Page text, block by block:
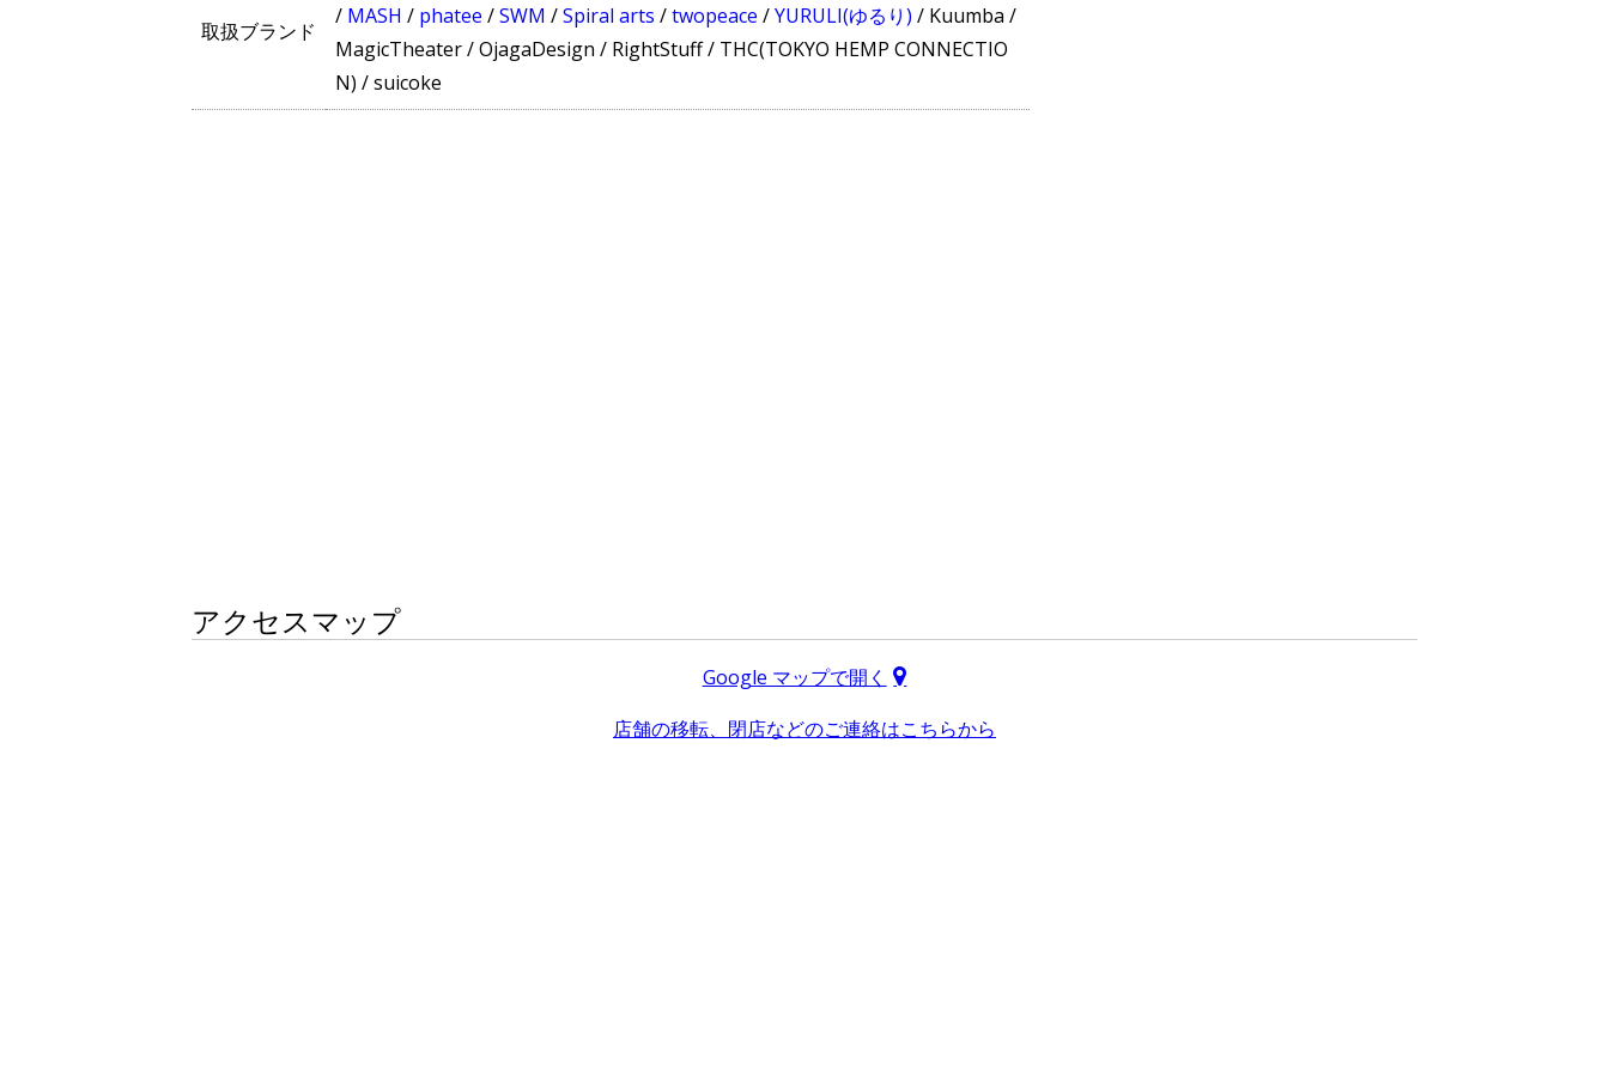
取扱ブランド
/ MASH / phatee /SWM /Spiral arts /twopeace /YURULI(ゆるり) / Kuumba /
MagicTheater/OjagaDesign / RightStuff/ THC(TOKYO HEMP CONNECTIO
N) /suicoke
アクセスマップ
Google マップで開く
店舗の移転、閉店などのご連絡はこちらから